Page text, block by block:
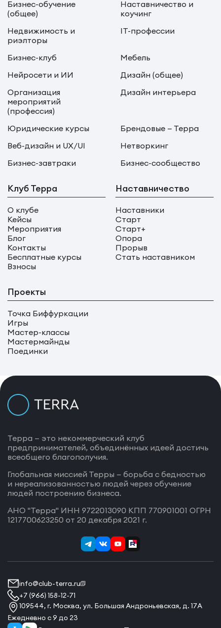
Бизнес-обучение
(общее)
Наставничество и
коучинг
Недвижимость и
риэлторы
IT-профессии
Бизнес-клуб
Мебель
Нейросети и ИИ
Дизайн (общее)
Организация
мероприятий
(профессия)
Дизайн интерьера
Юридические курсы
Брендовые — Терра
Веб-дизайн и UX/UI
Нетворкинг
Бизнес-завтраки
Бизнес-сообщество
Клуб Терра
О клубе
Кейсы
Мероприятия
Блог
Контакты
Бесплатные курсы
Взносы
Наставничество
Наставники
Старт
Старт+
Опора
Прорыв
Стать наставником
Проекты
Точка Биффуркации
Игры
Мастер-классы
Мастермайнды
Поединки
Терра — это некоммерческий клуб
предпринимателей, объединённых идеей достичь
всеобщего благополучия.
Глобальная миссией Терры — борьба с бедностью
и нереализованностью людей через обучение
людей построению бизнеса.
АНО "Терра" ИНН 9722013090 КПП 770901001 ОГРН
1217700623250 от 20 декабря 2021 г.
info@club-terra.ru
+7 (966) 158-12-71
109544, г. Москва, ул. Большая Андроньевская, д. 17А
Ежедневно с 9 до 23